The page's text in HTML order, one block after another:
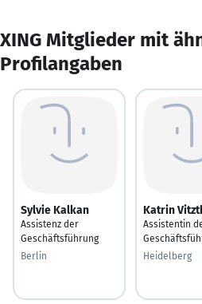
XING Mitglieder mit
Profilangaben
Sylvie Kalkan
Assistenz der
Geschäftsführung
Berlin
Katrin
Assistentin
Heidelberg